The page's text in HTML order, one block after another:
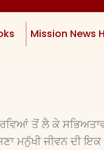
Mission News
ਤੋਂ ਲੈ ਕੇ
ਮਨੁੱਖੀ ਜੀਵਨ ਦੀ ਇਕ